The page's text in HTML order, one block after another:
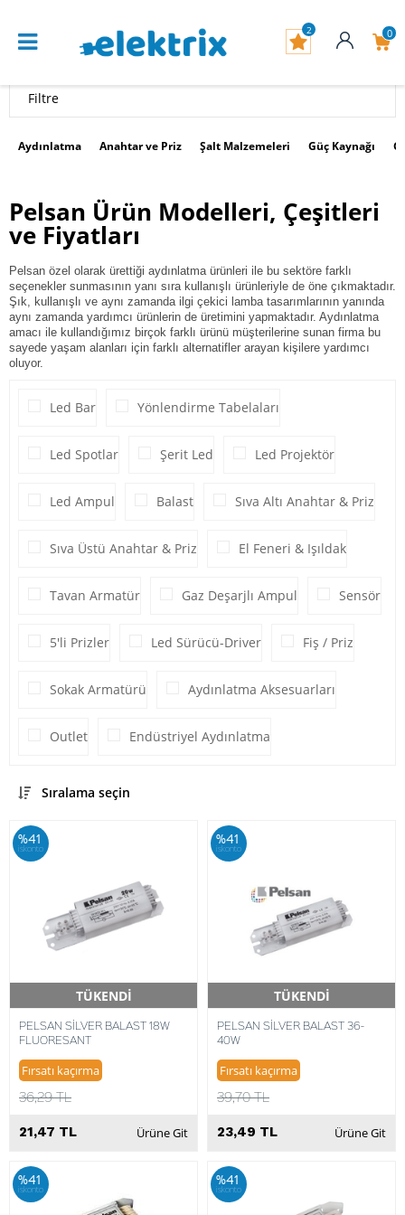
0
2
Filtre
Aydınlatma Anahtar ve Priz Şalt Malzemeleri Güç Kaynağı
Pelsan Ürün Modelleri, Çeşitleri
ve Fiyatları
Pelsan özel olarak ürettiği aydınlatma ürünleri ile bu sektöre farklı
seçenekler sunmasının yanı sıra kullanışlı ürünleriyle de öne çıkmaktadır.
Şık, kullanışlı ve aynı zamanda ilgi çekici lamba tasarımlarının yanında
aynı zamanda yardımcı ürünlerin de üretimini yapmaktadır. Aydınlatma
amacı ile kullandığımız birçok farklı ürünü müşterilerine sunan firma bu
sayede yaşam alanları için farklı alternatifler arayan kişilere yardımcı
oluyor.
Led Bar Yönlendirme Tabelaları
Led Spotlar Şerit Led Led Projektör
Led Ampul Balast Sıva Altı Anahtar & Priz
Sıva Üstü Anahtar & Priz El Feneri & Işıldak
Tavan Armatür Gaz Deşarjlı Ampul Sensör
5'li Prizler Led Sürücü-Driver Fiş / Priz
Sokak Armatürü Aydınlatma Aksesuarları
Outlet Endüstriyel Aydınlatma
Sıralama seçin
%41
iskonto
TÜKENDİ
Hızlı Teslimat
PELSAN SİLVER BALAST 18W
FLUORESANT
Fırsatı kaçırma
36,29 TL
21,47 TL Ürüne Git
%41
iskonto
TÜKENDİ
Hızlı Teslimat
PELSAN SİLVER BALAST 36-
40W
Fırsatı kaçırma
39,70 TL
23,49 TL Ürüne Git
%41
iskonto
%41
iskonto